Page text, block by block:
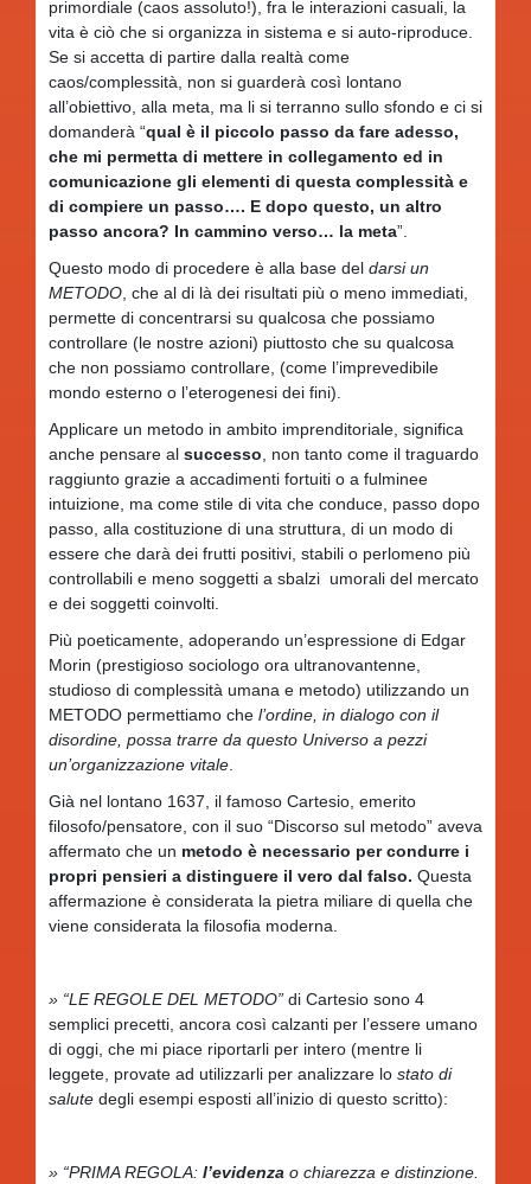
primordiale (caos assoluto!), fra le interazioni casuali, la
vita è ciò che si organizza in sistema e si auto-riproduce.
Se si accetta di partire dalla realtà come
caos/complessità, non si guarderà così lontano
all’obiettivo, alla meta, ma li si terranno sullo sfondo e ci si
domanderà “qual è il piccolo passo da fare adesso,
che mi permetta di mettere in collegamento ed in
comunicazione gli elementi di questa complessità e
di compiere un passo…. E dopo questo, un altro
passo ancora? In cammino verso… la meta”.
Questo modo di procedere è alla base del darsi un
METODO , che al di là dei risultati più o meno immediati,
permette di concentrarsi su qualcosa che possiamo
controllare (le nostre azioni) piuttosto che su qualcosa
che non possiamo controllare, (come l’imprevedibile
mondo esterno o l’eterogenesi dei fini).
Applicare un metodo in ambito imprenditoriale, significa
anche pensare al successo , non tanto come il traguardo
raggiunto grazie a accadimenti fortuiti o a fulminee
intuizione, ma come stile di vita che conduce, passo dopo
passo, alla costituzione di una struttura, di un modo di
essere che darà dei frutti positivi, stabili o perlomeno più
controllabili e meno soggetti a sbalzi umorali del mercato
e dei soggetti coinvolti.
Più poeticamente, adoperando un’espressione di Edgar
Morin (prestigioso sociologo ora ultranovantenne,
studioso di complessità umana e metodo) utilizzando un
METODO permettiamo che l’ordine, in dialogo con il
disordine, possa trarre da questo Universo a pezzi
un’organizzazione vitale
Già nel lontano 1637, il famoso Cartesio, emerito
filosofo/pensatore, con il suo “Discorso sul metodo” aveva
affermato che un metodo è necessario per condurre i
propri pensieri a distinguere il vero dal falso. Questa
affermazione è considerata la pietra miliare di quella che
viene considerata la filosofia moderna.
» “LE REGOLE DEL METODO” di Cartesio sono 4
semplici precetti, ancora così calzanti per l’essere umano
di oggi, che mi piace riportarli per intero (mentre li
leggete, provate ad utilizzarli per analizzare lo stato di
salute degli esempi esposti all’inizio di questo scritto):
» “PRIMA REGOLA: l’evidenza o chiarezza e distinzione.